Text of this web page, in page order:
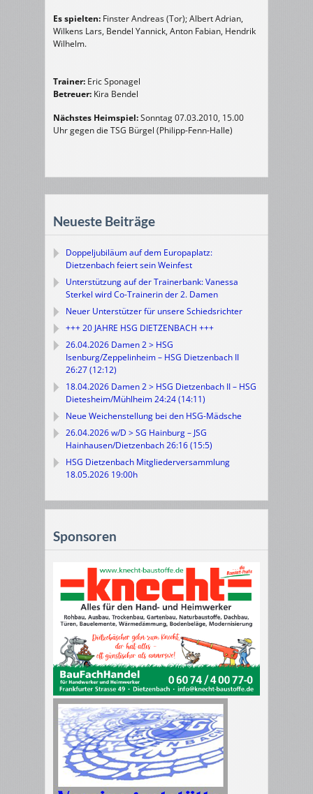
Es spielten: Finster Andreas (Tor); Albert Adrian,
Wilkens Lars, Bendel Yannick, Anton Fabian, Hendrik
Wilhelm.
Trainer: Eric Sponagel
Betreuer: Kira Bendel
Nächstes Heimspiel:Sonntag 07.03.2010, 15.00
Uhr gegen die TSG Bürgel (Philipp-Fenn-Halle)
Neueste Beiträge
Doppeljubiläum auf dem Europaplatz:
Dietzenbach feiert sein Weinfest
Unterstützung auf der Trainerbank: Vanessa
Sterkel wird Co-Trainerin der 2. Damen
Neuer Unterstützer für unsere Schiedsrichter
+++ 20 JAHRE HSG DIETZENBACH +++
26.04.2026 Damen 2 > HSG
Isenburg/Zeppelinheim – HSG Dietzenbach II
26:27 (12:12)
18.04.2026 Damen 2 > HSG Dietzenbach II – HSG
Dietesheim/Mühlheim 24:24 (14:11)
Neue Weichenstellung bei den HSG-Mädsche
26.04.2026 w/D > SG Hainburg – JSG
Hainhausen/Dietzenbach 26:16 (15:5)
HSG Dietzenbach Mitgliederversammlung
18.05.2026 19:00h
Sponsoren